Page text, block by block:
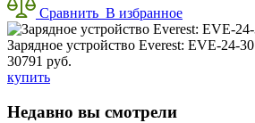
Сравнить В избранное
Зарядное устройство Everest: EVE-24-30
30791 руб.
купить
Недавно вы смотрели